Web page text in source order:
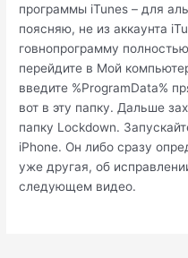
программы iTunes – для
поясняю, не из аккаунта
говнопрограмму
перейдите в Мой
введите %ProgramData%
вот в эту папку. Дальше
папку Lockdown.
iPhone. Он либо сразу
уже другая, об
следующем видео.